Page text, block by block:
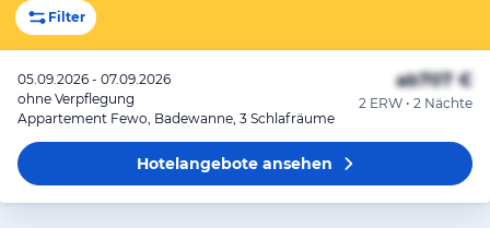
Filter
05.09.2026 - 07.09.2026
ohne Verpflegung
Appartement Fewo, Badewanne, 3 Schlafräume
ab707 €
2 ERW • 2 Nächte
Hotelangeboteansehen